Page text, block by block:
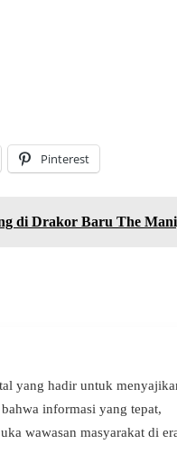
Pinterest
di Drakor Baru The
yang hadir untuk
informasi yang tepat,
wawasan masyarakat di